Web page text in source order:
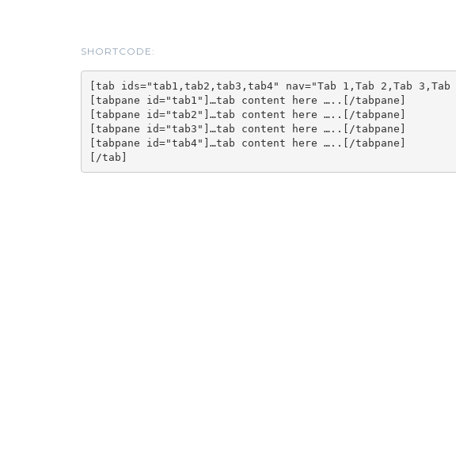
SHORTCODE:
[tab ids="tab1,tab2,tab3,tab4" nav="Tab 1,Tab 2,Tab 3,Tab
[tabpane id="tab1"]…tab content here …..[/tabpane]
[tabpane id="tab2"]…tab content here …..[/tabpane]
[tabpane id="tab3"]…tab content here …..[/tabpane]
[tabpane id="tab4"]…tab content here …..[/tabpane]